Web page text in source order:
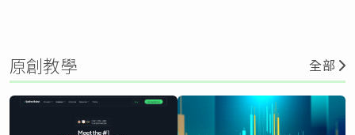
原創教學 全部